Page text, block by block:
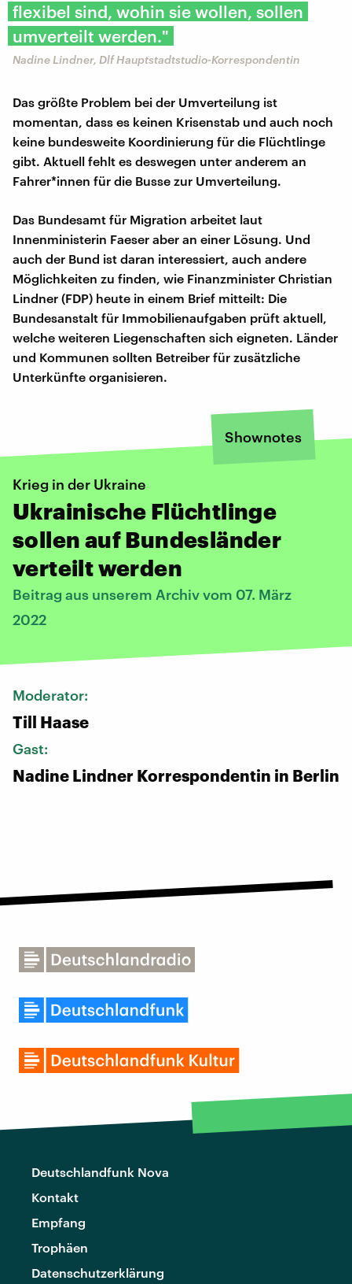
flexibel sind, wohin sie wollen, sollen
umverteilt werden."
Nadine Lindner, Dlf Hauptstadtstudio-Korrespondentin
Das größte Problem bei der Umverteilung ist
momentan, dass es keinen Krisenstab und auch noch
keine bundesweite Koordinierung für die Flüchtlinge
gibt. Aktuell fehlt es deswegen unter anderem an
Fahrer*innen für die Busse zur Umverteilung.
Das Bundesamt für Migration arbeitet laut
Innenministerin Faeser aber an einer Lösung. Und
auch der Bund ist daran interessiert, auch andere
Möglichkeiten zu finden, wie Finanzminister Christian
Lindner (FDP) heute in einem Brief mitteilt: Die
Bundesanstalt für Immobilienaufgaben prüft aktuell,
welche weiteren Liegenschaften sich eigneten. Länder
und Kommunen sollten Betreiber für zusätzliche
Unterkünfte organisieren.
Shownotes
Krieg in der Ukraine
Ukrainische Flüchtlinge
sollen auf Bundesländer
verteilt werden
Beitrag aus unserem Archiv vom 07. März
2022
Moderator:
Till Haase
Gast:
Nadine Lindner Korrespondentin in Berlin
Deutschlandfunk Nova
Kontakt
Empfang
Trophäen
Datenschutzerklärung